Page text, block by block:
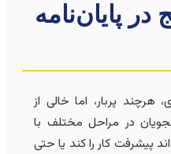
پایان‌نامه
پربار، اما خالی از
در مراحل مختلف با
کار را کند یا حتی